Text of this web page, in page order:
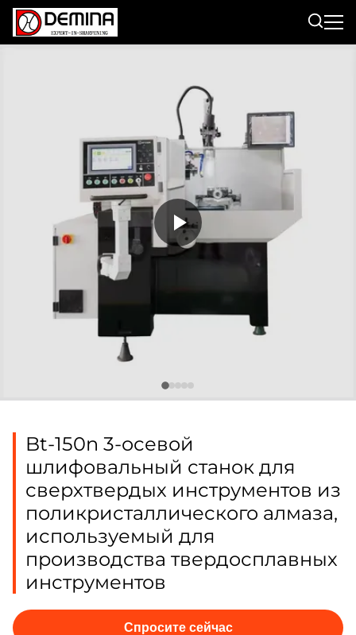
Bt-150n 3-осевой
шлифовальный станок для
сверхтвердых инструментов из
поликристаллического алмаза,
используемый для
производства твердосплавных
инструментов
Спросите сейчас